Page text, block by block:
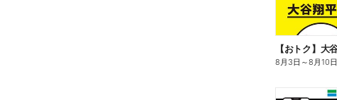
8月3日 ～8月10日